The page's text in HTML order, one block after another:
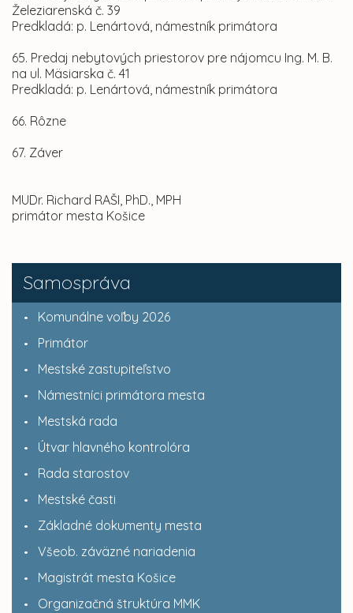
Samospráva
Komunálne voľby 2026
Primátor
Mestské zastupiteľstvo
Námestníci primátora mesta
Mestská rada
Útvar hlavného kontrolóra
Rada starostov
Mestské časti
Základné dokumenty mesta
Všeob. záväzné nariadenia
Magistrát mesta Košice
Organizačná štruktúra MMK
Železiarenská č. 39
Predkladá: p. Lenártová, námestník primátora
65. Predaj nebytových priestorov pre nájomcu Ing. M. B.
na ul. Mäsiarska č. 41
Predkladá: p. Lenártová, námestník primátora
66. Rôzne
67. Záver
MUDr. Richard RAŠI, PhD., MPH
primátor mesta Košice